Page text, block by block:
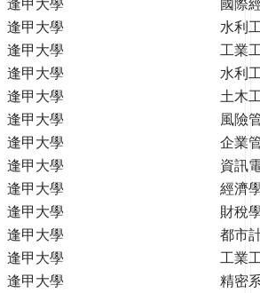
逢甲大學
水利
逢甲大學
工業
逢甲大學
水利
逢甲大學
土木
逢甲大學
風險
逢甲大學
企業
逢甲大學
資訊
逢甲大學
經濟
逢甲大學
財稅
逢甲大學
都市
逢甲大學
工業
逢甲大學
精密